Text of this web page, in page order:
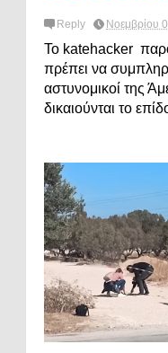
Reply Νοεμβρίου
Το katehacker
πρέπει να
αστυνομικοί της
δικαιούνται το